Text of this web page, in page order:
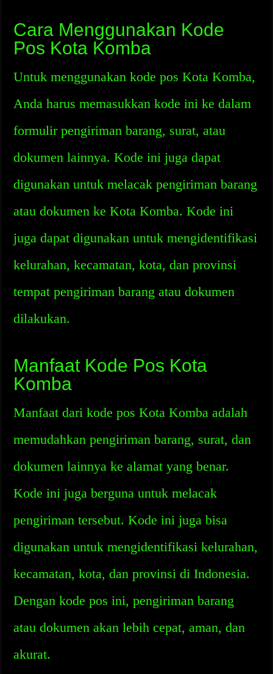
Cara Menggunakan Kode
Pos Kota Komba
Untuk menggunakan kode pos Kota Komba,
Anda harus memasukkan kode ini ke dalam
formulir pengiriman barang, surat, atau
dokumen lainnya. Kode ini juga dapat
digunakan untuk melacak pengiriman barang
atau dokumen ke Kota Komba. Kode ini
juga dapat digunakan untuk mengidentifikasi
kelurahan, kecamatan, kota, dan provinsi
tempat pengiriman barang atau dokumen
dilakukan.
Manfaat Kode Pos Kota
Komba
Manfaat dari kode pos Kota Komba adalah
memudahkan pengiriman barang, surat, dan
dokumen lainnya ke alamat yang benar.
Kode ini juga berguna untuk melacak
pengiriman tersebut. Kode ini juga bisa
digunakan untuk mengidentifikasi kelurahan,
kecamatan, kota, dan provinsi di Indonesia.
Dengan kode pos ini, pengiriman barang
atau dokumen akan lebih cepat, aman, dan
akurat.